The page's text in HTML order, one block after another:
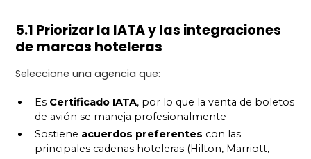
5.1 Priorizar la IATA y las integraciones
de marcas hoteleras
Seleccione una agencia que:
Es Certificado IATA, por lo que la venta de boletos
de avión se maneja profesionalmente
Sostiene acuerdos preferentes con las
principales cadenas hoteleras (Hilton, Marriott,